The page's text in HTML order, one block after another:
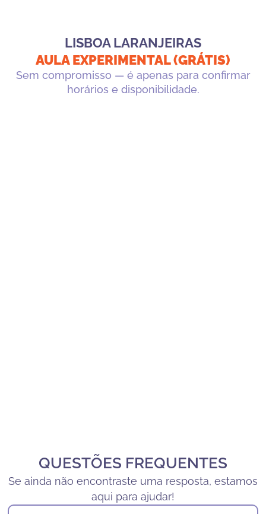
LISBOA LARANJEIRAS
AULA EXPERIMENTAL (GRÁTIS)
Sem compromisso — é apenas para confirmar
horários e disponibilidade.
QUESTÕES FREQUENTES
Se ainda não encontraste uma resposta, estamos
aqui para ajudar!